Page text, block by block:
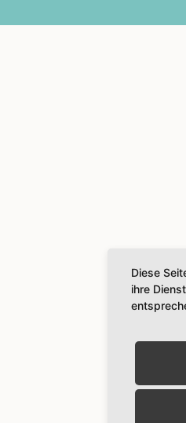
Diese
ihre